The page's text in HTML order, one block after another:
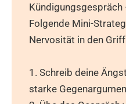
Kündigungsgespräch
Folgende Mini-
Nervosität in den
1. Schreib deine
starke